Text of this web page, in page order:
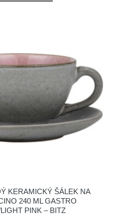
KERAMICKÝ ŠÁLEK NA
240 ML GASTRO
PINK – BITZ